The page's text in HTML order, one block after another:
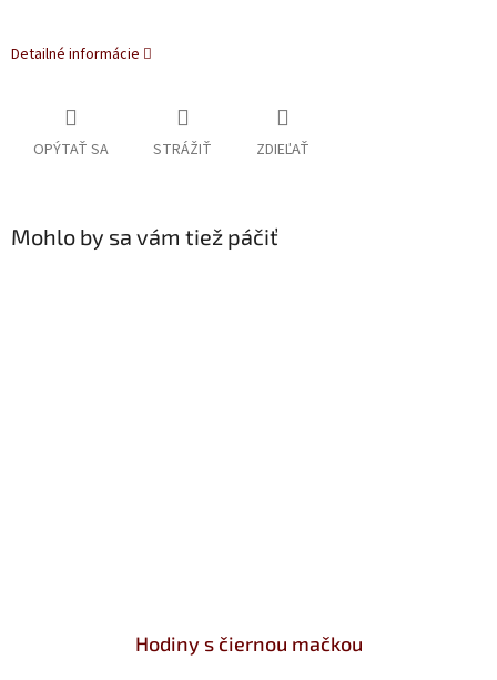
Detailné informácie
OPÝTAŤ SA STRÁŽIŤ ZDIEĽAŤ
Mohlo by sa vám tiež páčiť
Hodiny s čiernou mačkou